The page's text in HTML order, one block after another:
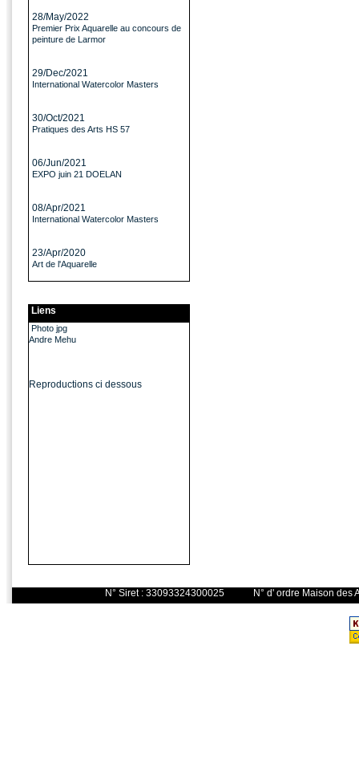
28/May/2022
Premier Prix Aquarelle au concours de
peinture de Larmor
29/Dec/2021
International Watercolor Masters
30/Oct/2021
Pratiques des Arts HS 57
06/Jun/2021
EXPO juin 21 DOELAN
08/Apr/2021
International Watercolor Masters
23/Apr/2020
Art de l'Aquarelle
Liens
Photo jpg
Andre Mehu
Reproductions ci dessous
N° Siret : 33093324300025 N° d'